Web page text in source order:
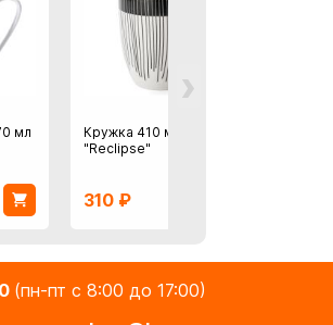
›
мл
Кружка 410 мл APOLLO
"Reclipse"
310 ₽
(пн-пт с 8:00 до 17:00)